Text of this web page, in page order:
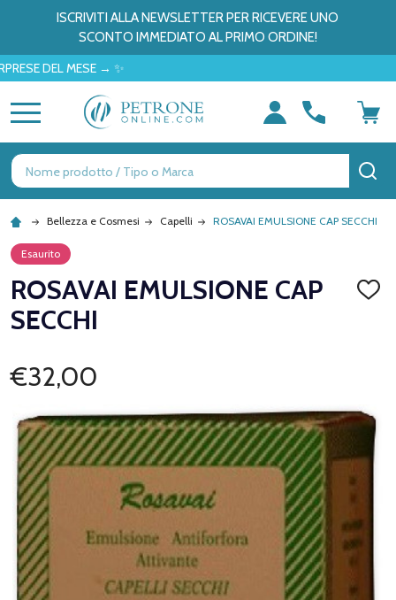
ISCRIVITI ALLA NEWSLETTER PER RICEVERE UNO
SCONTO IMMEDIATO AL PRIMO ORDINE!
MESE → ✨
Ricerca
Bellezza e Cosmesi Capelli ROSAVAI EMULSIONE CAP SECCHI
Esaurito
ROSAVAI EMULSIONE CAP
SECCHI
€32,00